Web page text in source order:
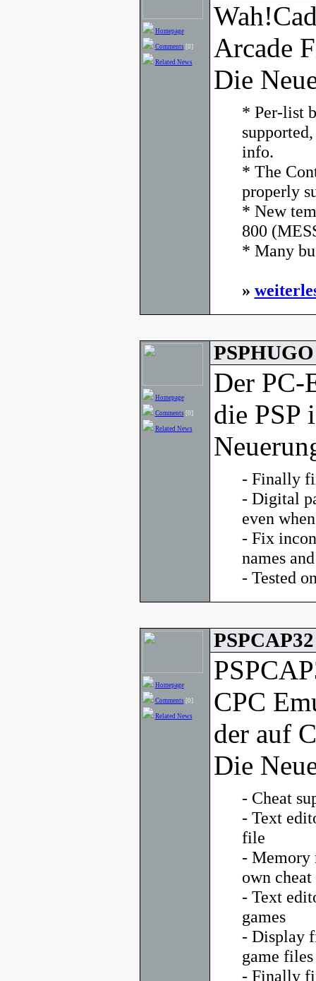
Homepage
Comments [0]
Related News
Arcade
Die
* Per-list
info.
* The
properly
* New
800
* Many
»
Homepage
Comments [0]
Related News
Der PC-
die PSP
- Finally
- Digital
even
- Fix
names
- Tested
Homepage
Comments [0]
Related News
CPC
der auf
Die
- Cheat
- Text
file
- Memory
own
- Text
games
- Display
game files
- Finally